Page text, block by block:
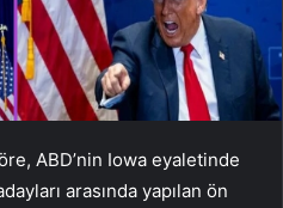
ABD’nin Iowa eyaletinde
arasında yapılan ön